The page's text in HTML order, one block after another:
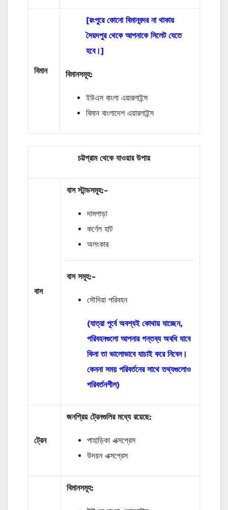
বিমান
[রংপুরে কোনো বিমানবন্দর না থাকায়
সৈয়দপুর থেকে আপনাকে সিলেট যেতে
হবে।]
বিমানসমূহ:
ইউএস বাংলা এয়ারলাইন্স
বিমান বাংলাদেশ এয়ারলাইন্স
চট্টগ্রাম থেকে যাওয়ার উপায়
বাস
বাস স্টান্ডসমূহ:-
দামপাড়া
কর্ণেল হাট
অলংকার
বাস সমূহ:-
সৌদিয়া পরিবহন
(যাত্রা পূর্বে অবশ্যই কোথায় যাচ্ছেন,
পরিবহনগুলো আপনার গন্তব্য অবধি যাবে
কিনা তা ভালোভাবে যাচাই করে নিবেন।
কেননা সময় পরিবর্তনের সাথে তথ্যগুলোও
পরিবর্তনশীল)
ট্রেন
জনপ্রিয় ট্রেনগুলির মধ্যে রয়েছে:
পাহাড়িকা এক্সপ্রেস
উদয়ন এক্সপ্রেস
বিমানসমূহ: